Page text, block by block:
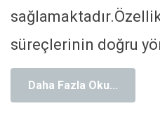
süreçlerinin doğru
Daha Fazla Oku...